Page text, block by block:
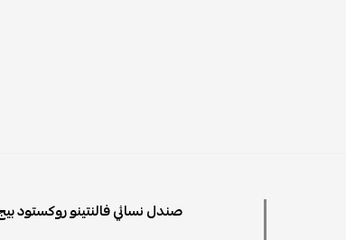
صندل نسائي فالنتينو روكستود